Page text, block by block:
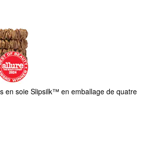
en soie Slipsilk™ en emballage de quatre